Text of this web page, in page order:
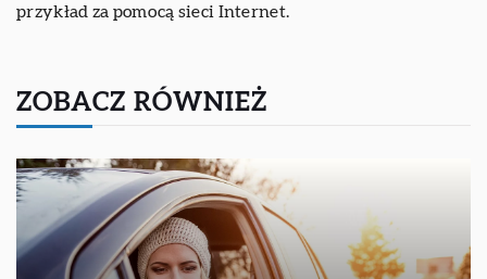
przykład za pomocą sieci Internet.
ZOBACZ RÓWNIEŻ